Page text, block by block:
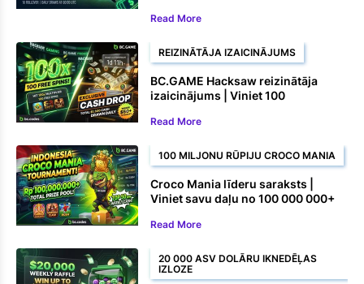
Read More
REIZINĀTĀJA IZAICINĀJUMS
BC.GAME Hacksaw reizinātāja
izaicinājums | Viniet 100
balvas
Read More
100 MILJONU RŪPIJU CROCO MANIA
Croco Mania līderu saraksts |
Viniet savu daļu no 100 000 000+
Read More
20 000 ASV DOLĀRU IKNEDĒĻAS
IZLOZE